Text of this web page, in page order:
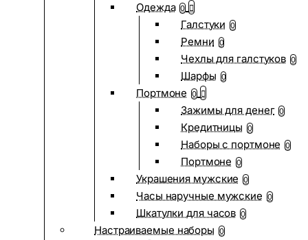
Одежда 0
Галстуки 0
Ремни 0
Чехлы для галстуков 0
Шарфы 0
Портмоне 0
Зажимы для денег 0
Кредитницы 0
Наборы с портмоне 0
Портмоне 0
Украшения мужские 0
Часы наручные мужские 0
Шкатулки для часов 0
Настраиваемые наборы 0